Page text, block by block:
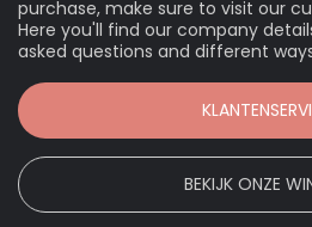
purchase, make sure to visit our
Here you'll find our company
asked questions and different
BEKIJK ONZE